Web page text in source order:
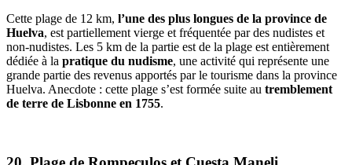
Cette plage de 12 km, l’une des plus longues de la province de
Huelva, est partiellement vierge et fréquentée par des nudistes et
non-nudistes. Les 5 km de la partie est de la plage est entièrement
dédiée à la pratique du nudisme, une activité qui représente une
grande partie des revenus apportés par le tourisme dans la province
Huelva. Anecdote : cette plage s’est formée suite au tremblement
de terre de Lisbonne en 1755.